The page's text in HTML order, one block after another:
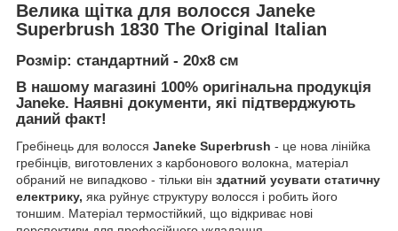
Велика щітка для волосся Janeke
Superbrush 1830 The Original Italian
Розмір: стандартний - 20х8 см
В нашому магазині 100% оригінальна продукція
Janeke. Наявні документи, які підтверджують
даний факт!
Гребінець для волосся Janeke Superbrush - це нова лінійка
гребінців, виготовлених з карбонового волокна, матеріал
обраний не випадково - тільки він здатний усувати статичну
електрику, яка руйнує структуру волосся і робить його
тоншим. Матеріал термостійкий, що відкриває нові